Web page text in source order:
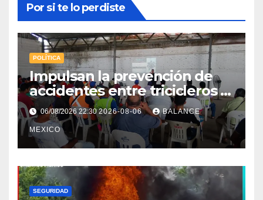
Por si te lo perdiste
POLÍTICA
Impulsan la prevención de
accidentes entre tricicleros y
mototriciclistas de Tapachula
06/08/2026 22:302026-08-06 BALANCE
MEXICO
SEGURIDAD